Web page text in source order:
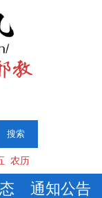
农历
通知公告